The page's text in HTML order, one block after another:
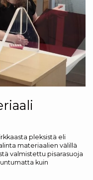
pleksistä eli
materiaalien välillä
valmistettu pisarasuoja
kuin